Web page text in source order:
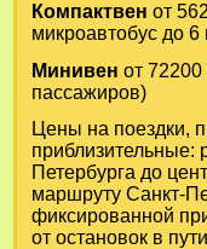
Компактвен от
микроавтобус до
Минивен от 72200
пассажиров)
Цены на поездки,
приблизительные:
Петербурга до
маршруту Санкт-
фиксированной
от остановок в